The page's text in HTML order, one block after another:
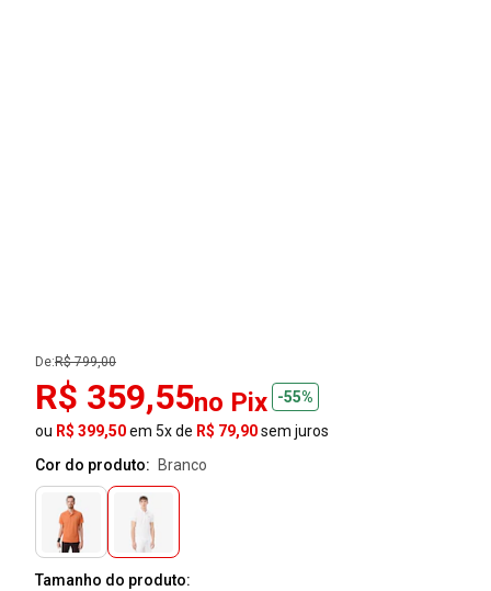
De:R$ 799,00
R$ 359,55no Pix
-55%
ou R$ 399,50em 5x de R$ 79,90sem juros
Cor do produto:
branco
Tamanho do produto: